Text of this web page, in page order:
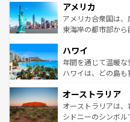
ンツ一覧を参照して
の建物がそのまま残
博物館もあり、アル
ことができる。国
ば市内交通費無料で観
着のスイス情報はコ
アメリカ
アメリカ合衆国は、
東海岸の都市部か
のような巨大都市は
ンメントが詰まっ
西部には大自然が
部のニューオーリン
文化が魅力。旅行者
しみながら、その
ハワイ
年間を通じて温暖
ハワイは、どの島
ワイ島は見逃せない
島だが、静かな自然
おすすめ。エメラ
オーストラリア
オーストラリアは、
シドニーのシンボ